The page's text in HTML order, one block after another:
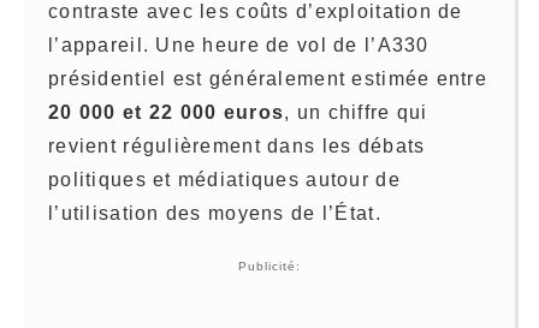
contraste avec les coûts d’exploitation de
l’appareil. Une heure de vol de l’A330
présidentiel est généralement estimée entre
20 000 et 22 000 euros, un chiffre qui
revient régulièrement dans les débats
politiques et médiatiques autour de
l’utilisation des moyens de l’État.
Publicité: